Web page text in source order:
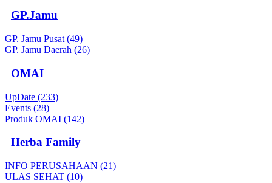
GP.Jamu
GP. Jamu Pusat (49)
GP. Jamu Daerah (26)
OMAI
UpDate (233)
Events (28)
Produk OMAI (142)
Herba Family
INFO PERUSAHAAN (21)
ULAS SEHAT (10)